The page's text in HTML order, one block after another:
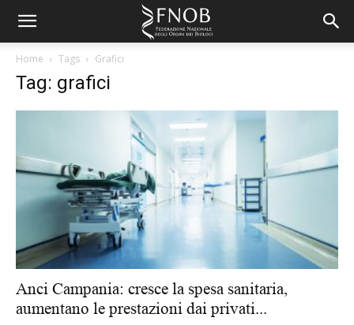
Home Tags Grafici
Tag: grafici
Anci Campania: cresce la spesa sanitaria,
aumentano le prestazioni dai privati...